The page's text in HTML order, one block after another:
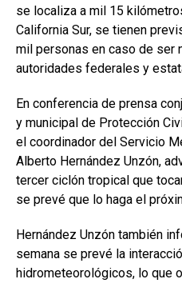
se localiza a mil 15
California Sur, se tienen
mil personas en caso de ser
autoridades federales y
En conferencia de prensa
y municipal de Protección
el coordinador del Servicio
Alberto Hernández Unzón,
tercer ciclón tropical que
se prevé que lo haga el
Hernández Unzón también
semana se prevé la
hidrometeorológicos, lo que